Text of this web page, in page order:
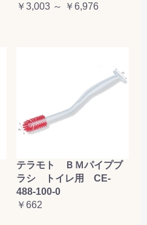
￥3,003 ～ ￥6,976
テラモト ＢＭパイプブ
ラシ トイレ用 CE-
488-100-0
￥662